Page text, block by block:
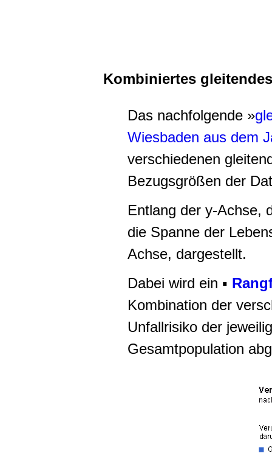
Kombiniertes
Das nachfolgende »
Wiesbaden aus dem
verschiedenen
Bezugsgrößen der
Entlang der y-Achse,
die Spanne der
Achse, dargestellt.
Dabei wird ein ▪
Kombination der
Unfallrisiko der
Gesamtpopulation